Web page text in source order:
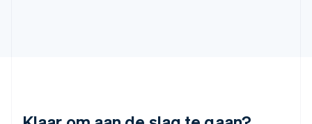
English简体中文